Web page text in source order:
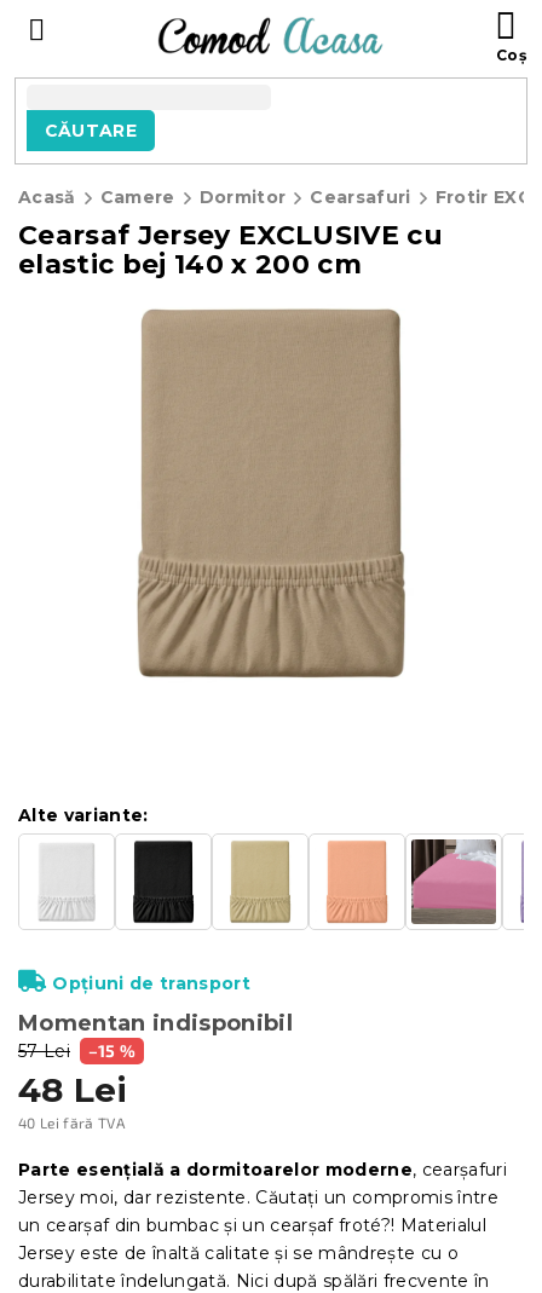
CĂUTARE
Acasă Camere Dormitor Cearsafuri Frotir
Cearsaf Jersey EXCLUSIVE cu
elastic bej 140 x 200 cm
57 Lei –15 %
48 Lei
40 Lei fără TVA
preţ:
Momentan indisponibil
Alte variante:
Opțiuni de transport
Parte esențială a dormitoarelor moderne, cearșafuri
Jersey moi, dar rezistente. Căutați un compromis între
un cearșaf din bumbac și un cearșaf froté?! Materialul
Jersey este de înaltă calitate și se mândrește cu o
durabilitate îndelungată. Nici după spălări frecvente în